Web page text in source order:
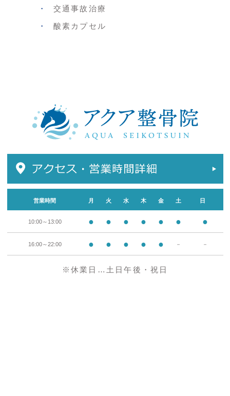
交通事故治療
酸素カプセル
営業時間 月 火 水 木 金 土 日
10:00～13:00 ● ● ● ● ● ● ●
16:00～22:00 ● ● ● ● ● － －
※休業日…土日午後・祝日